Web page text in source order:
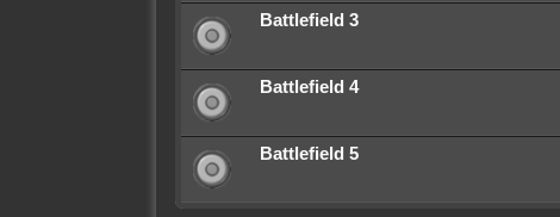
Battlefield 3
Battlefield 4
Battlefield 5